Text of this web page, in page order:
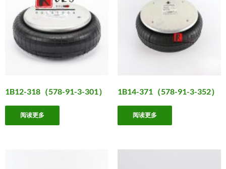
1B12-318（578-91-3-301）
阅读更多
1B14-371（578-91-3-352）
阅读更多